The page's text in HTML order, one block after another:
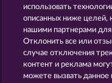
использовать
описанных ниже целей,
нашими партнерами
Отклонить все или
случае отключения
контент и реклама
можете вызвать